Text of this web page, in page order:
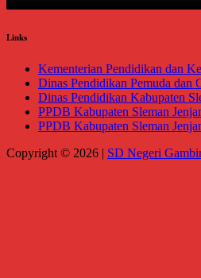
Links
Kementerian Pendidikan dan
Dinas Pendidikan Pemuda dan
Dinas Pendidikan Kabupaten
PPDB Kabupaten Sleman
PPDB Kabupaten Sleman
Copyright © 2026 | SD Negeri